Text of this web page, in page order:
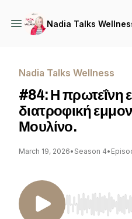
Nadia Talks
Nadia Talks Wellness
#84: Η πρωτεΐνη
διατροφική
Μουλίνο.
March 19, 2026• Season 4•
Use Left/Right